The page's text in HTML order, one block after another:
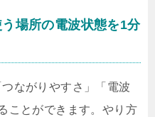
場所の電波状態を1分
ながりやすさ」「電波
ことができます。やり方